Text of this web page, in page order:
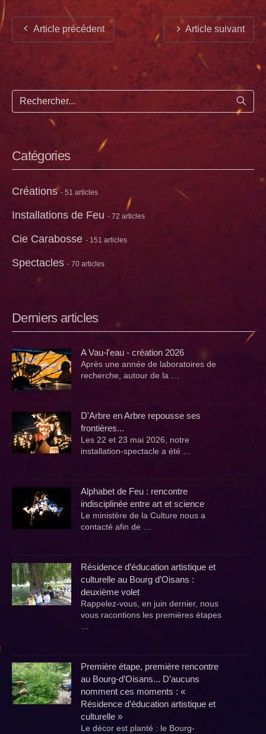
Article précédent Article suivant
Catégories
Créations- 51 articles
Installations de Feu - 72 articles
Cie Carabosse - 151 articles
Spectacles - 70 articles
Derniers articles
A Vau-l'eau - création 2026
Après une année de laboratoires de
recherche, autour de la …
D'Arbre en Arbre repousse ses
frontières...
Les 22 et 23 mai 2026, notre
installation-spectacle a été …
Alphabet de Feu : rencontre
indisciplinée entre art et science
Le ministère de la Culture nous a
contacté afin de …
Résidence d’éducation artistique et
culturelle au Bourg d’Oisans :
deuxième volet
Rappelez-vous, en juin dernier, nous
vous racontions les premières étapes
Première étape, première rencontre
au Bourg-d’Oisans... D’aucuns
nomment ces moments : «
Résidence d’éducation artistique et
culturelle »
Le décor est planté : le Bourg-